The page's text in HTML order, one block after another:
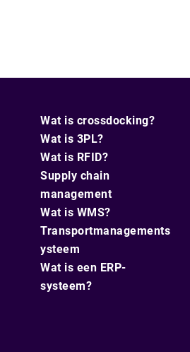
Wat is crossdocking?
Wat is 3PL?
Wat is RFID?
Supply chain
management
Wat is WMS?
Transportmanagements
ysteem
Wat is een ERP-
systeem?